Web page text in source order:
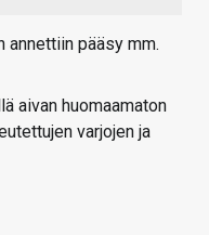
pääsy mm.
aivan huomaamaton
varjojen ja